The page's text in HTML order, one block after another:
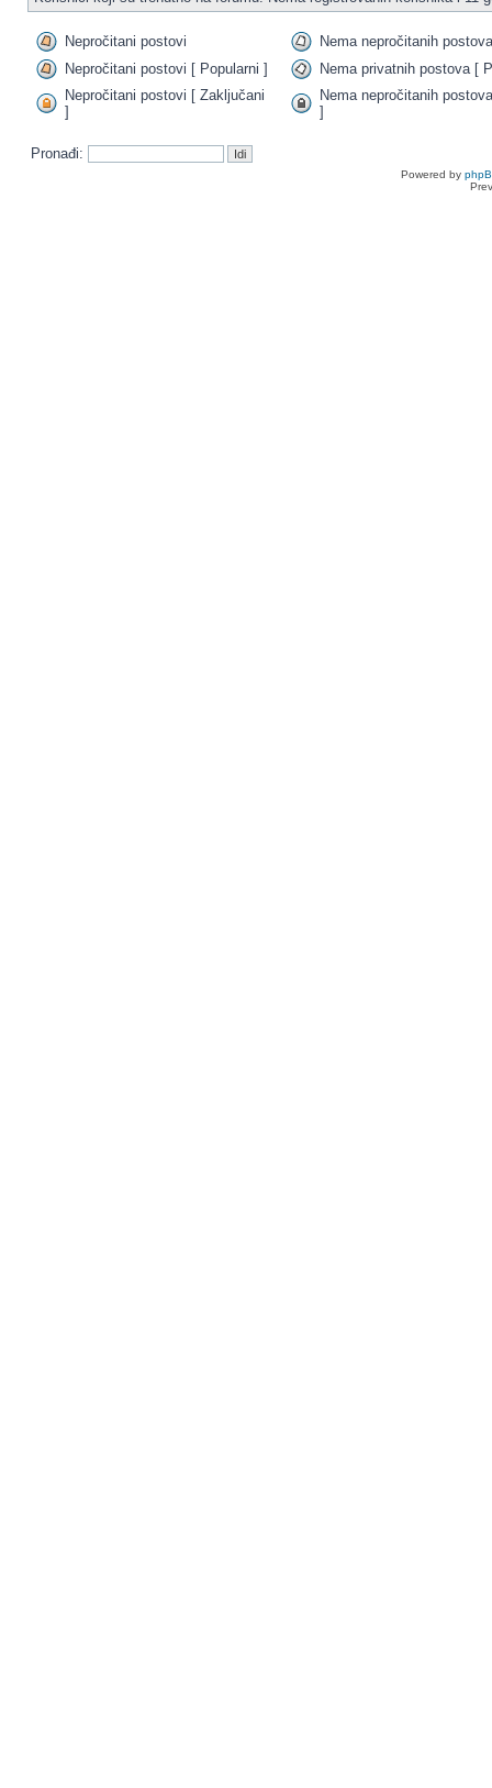
Nepročitani postovi
Nema nepročitanih postova
Nepročitani postovi [ Popularni ]
Nema privatnih postova [
Nepročitani postovi [ Zaključani
]
Nema nepročitanih
]
Pronađi:
Powered by